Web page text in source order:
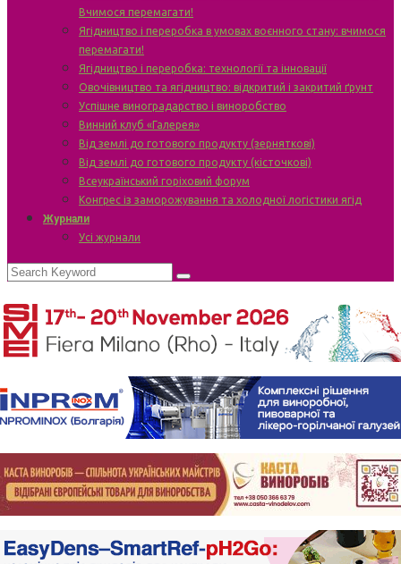
Вчимося перемагати!
Ягідництво і переробка в умовах воєнного стану: вчимося
перемагати!
Ягідництво і переробка: технології та інновації
Овочівництво та ягідництво: відкритий і закритий ґрунт
Успішне виноградарство і виноробство
Винний клуб «Галерея»
Від землі до готового продукту (зерняткові)
Від землі до готового продукту (кісточкові)
Всеукраїнський горіховий форум
Конгрес із заморожування та холодної логістики ягід
Журнали
Усі журнали